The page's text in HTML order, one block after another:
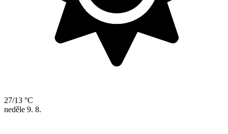
27/13 °C
neděle 9. 8.